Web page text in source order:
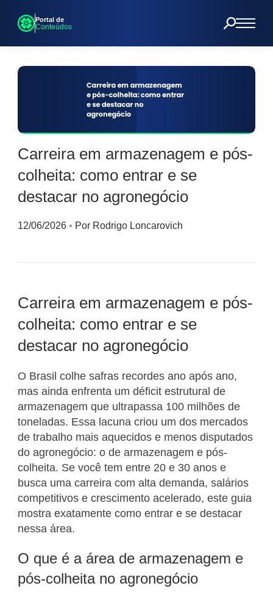
Portal de
Conteúdos
Carreira em armazenagem e pós-
colheita: como entrar e se
destacar no agronegócio
12/06/2026 ◦ Por Rodrigo Loncarovich
Carreira em armazenagem e pós-
colheita: como entrar e se
destacar no agronegócio
O Brasil colhe safras recordes ano após ano,
mas ainda enfrenta um déficit estrutural de
armazenagem que ultrapassa 100 milhões de
toneladas. Essa lacuna criou um dos mercados
de trabalho mais aquecidos e menos disputados
do agronegócio: o de armazenagem e pós-
colheita. Se você tem entre 20 e 30 anos e
busca uma carreira com alta demanda, salários
competitivos e crescimento acelerado, este guia
mostra exatamente como entrar e se destacar
nessa área.
O que é a área de armazenagem e
pós-colheita no agronegócio